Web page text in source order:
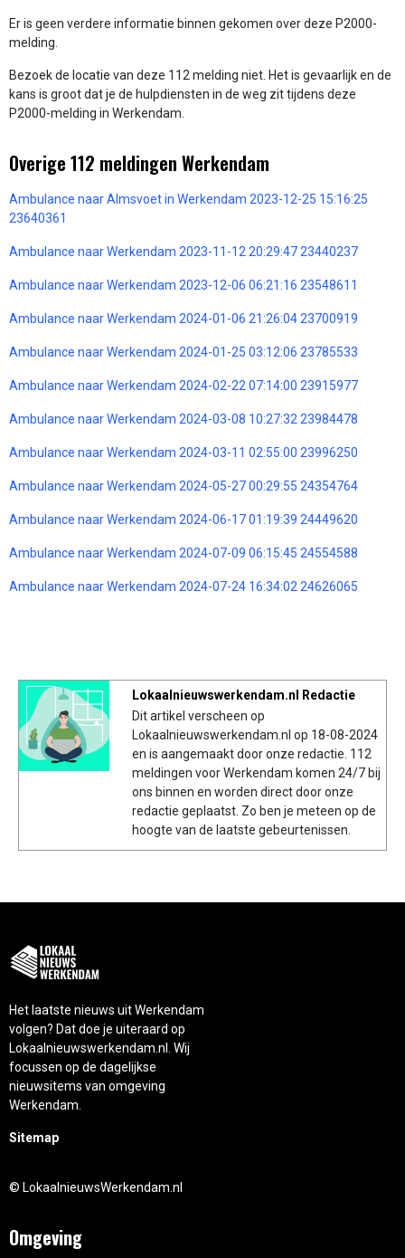
Er is geen verdere informatie binnen gekomen over deze P2000-
melding.
Bezoek de locatie van deze 112 melding niet. Het is gevaarlijk en de
kans is groot dat je de hulpdiensten in de weg zit tijdens deze
P2000-melding in Werkendam.
Overige 112 meldingen Werkendam
Ambulance naar Almsvoet in Werkendam 2023-12-25 15:16:25
23640361
Ambulance naar Werkendam 2023-11-12 20:29:47 23440237
Ambulance naar Werkendam 2023-12-06 06:21:16 23548611
Ambulance naar Werkendam 2024-01-06 21:26:04 23700919
Ambulance naar Werkendam 2024-01-25 03:12:06 23785533
Ambulance naar Werkendam 2024-02-22 07:14:00 23915977
Ambulance naar Werkendam 2024-03-08 10:27:32 23984478
Ambulance naar Werkendam 2024-03-11 02:55:00 23996250
Ambulance naar Werkendam 2024-05-27 00:29:55 24354764
Ambulance naar Werkendam 2024-06-17 01:19:39 24449620
Ambulance naar Werkendam 2024-07-09 06:15:45 24554588
Ambulance naar Werkendam 2024-07-24 16:34:02 24626065
Lokaalnieuwswerkendam.nl Redactie
Dit artikel verscheen op
Lokaalnieuwswerkendam.nl op 18-08-2024
en is aangemaakt door onze redactie. 112
meldingen voor Werkendam komen 24/7 bij
ons binnen en worden direct door onze
redactie geplaatst. Zo ben je meteen op de
hoogte van de laatste gebeurtenissen.
Het laatste nieuws uit Werkendam
volgen? Dat doe je uiteraard op
Lokaalnieuwswerkendam.nl. Wij
focussen op de dagelijkse
nieuwsitems van omgeving
Werkendam.
Sitemap
© LokaalnieuwsWerkendam.nl
Omgeving